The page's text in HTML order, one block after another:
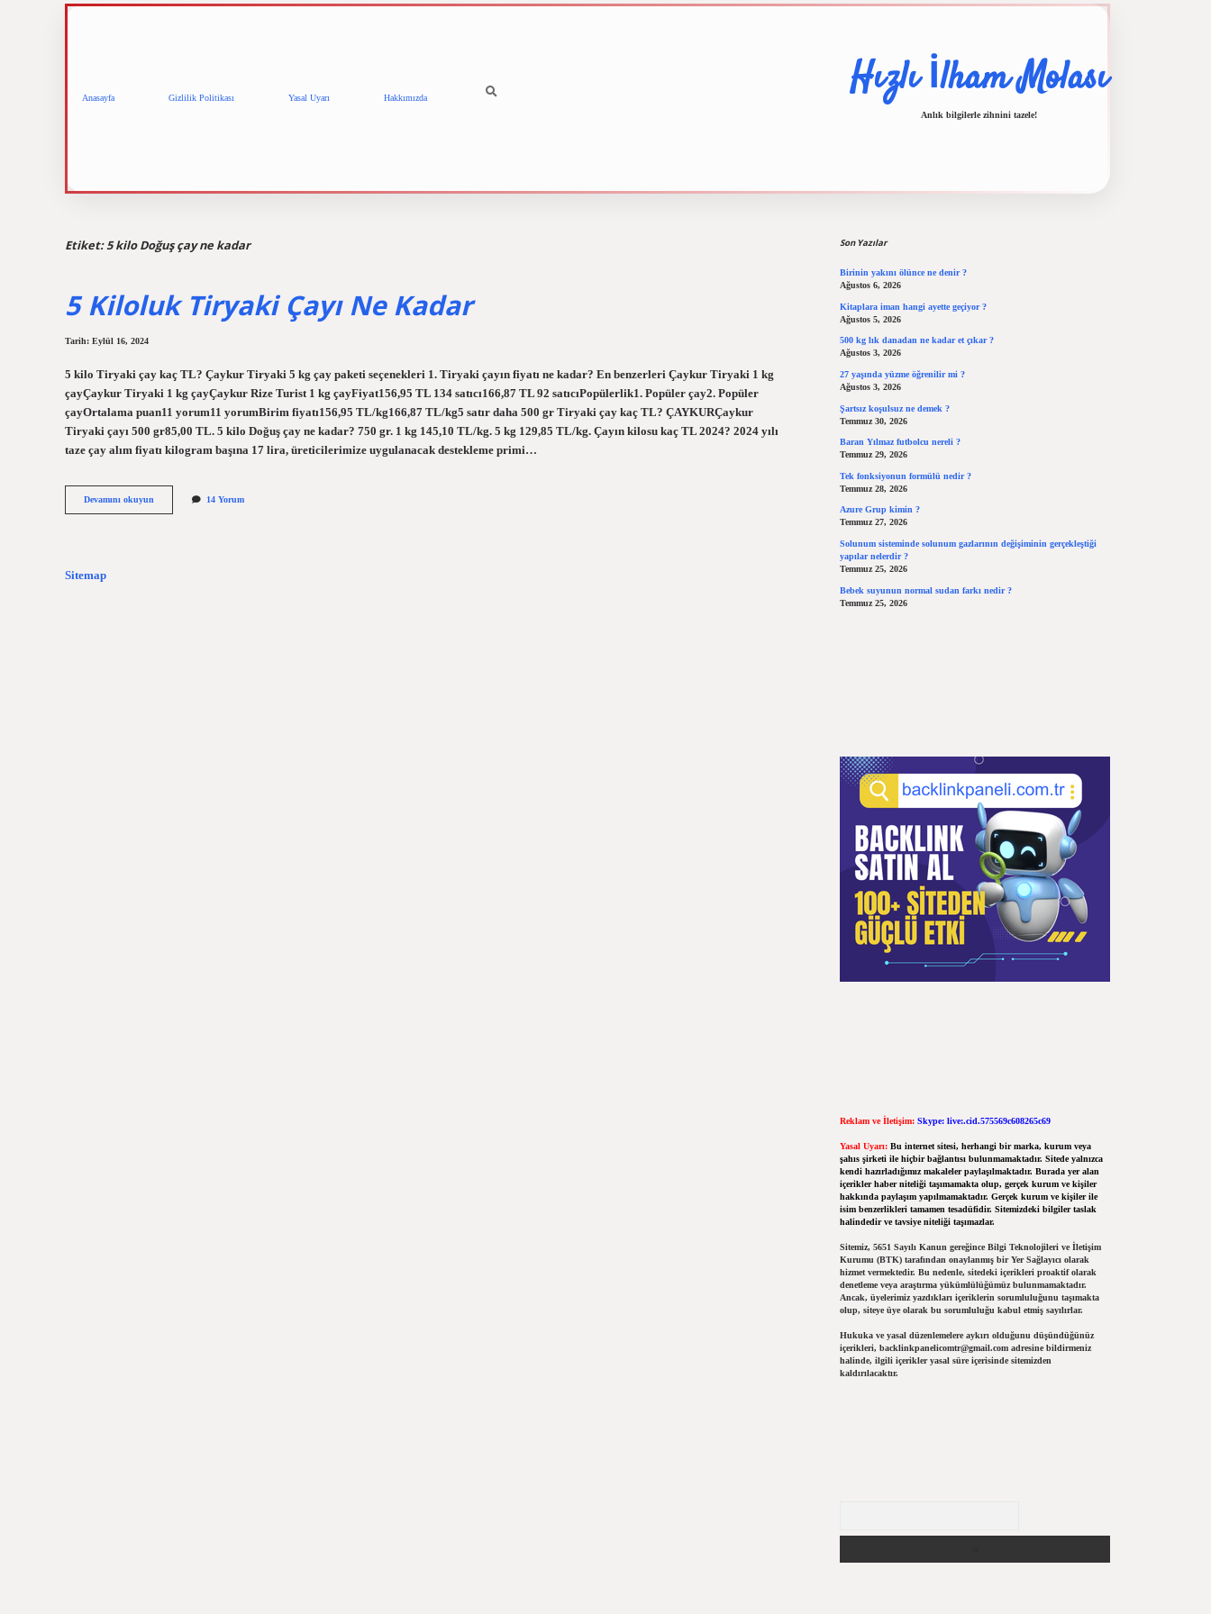
Anasayfa Gizlilik Politikası Yasal Uyarı Hakkımızda Hızlı İlham Molası
Anlık bilgilerle zihnini tazele!
Etiket:5 kilo Doğuş çay ne kadar
5 Kiloluk Tiryaki Çayı Ne Kadar
Tarih: Eylül 16, 2024
5 kilo Tiryaki çay kaç TL? Çaykur Tiryaki 5 kg çay paketi seçenekleri 1. Tiryaki çayın fiyatı ne kadar? En benzerleri Çaykur Tiryaki 1 kg
çayÇaykur Tiryaki 1 kg çayÇaykur Rize Turist 1 kg çayFiyat156,95 TL 134 satıcı166,87 TL 92 satıcıPopülerlik1. Popüler çay2. Popüler
çayOrtalama puan11 yorum11 yorumBirim fiyatı156,95 TL/kg166,87 TL/kg5 satır daha 500 gr Tiryaki çay kaç TL? ÇAYKURÇaykur
Tiryaki çayı 500 gr85,00 TL. 5 kilo Doğuş çay ne kadar? 750 gr. 1 kg 145,10 TL/kg. 5 kg 129,85 TL/kg. Çayın kilosu kaç TL 2024? 2024 yılı
taze çay alım fiyatı kilogram başına 17 lira, üreticilerimize uygulanacak destekleme primi…
Devamını okuyun
Kiloluk
14 Yorum
Sitemap
Son Yazılar
Birinin yakını ölünce ne denir ?
Ağustos 6, 2026
Kitaplara iman hangi ayette geçiyor ?
Ağustos 5, 2026
500 kg lık danadan ne kadar et çıkar ?
Ağustos 3, 2026
27 yaşında yüzme öğrenilir mi ?
Ağustos 3, 2026
Şartsız koşulsuz ne demek ?
Temmuz 30, 2026
Baran Yılmaz futbolcu nereli ?
Temmuz 29, 2026
Tek fonksiyonun formülü nedir ?
Temmuz 28, 2026
Azure Grup kimin ?
Temmuz 27, 2026
Solunum sisteminde solunum gazlarının değişiminin gerçekleştiği
yapılar nelerdir ?
Temmuz 25, 2026
Bebek suyunun normal sudan farkı nedir ?
Temmuz 25, 2026
Reklam ve İletişim: Skype: live:.cid.575569c608265c69
Yasal Uyarı: Bu internet sitesi, herhangi bir marka, kurum veya
şahıs şirketi ile hiçbir bağlantısı bulunmamaktadır. Sitede yalnızca
kendi hazırladığımız makaleler paylaşılmaktadır. Burada yer alan
içerikler haber niteliği taşımamakta olup, gerçek kurum ve kişiler
hakkında paylaşım yapılmamaktadır. Gerçek kurum ve kişiler ile
isim benzerlikleri tamamen tesadüfidir. Sitemizdeki bilgiler taslak
halindedir ve tavsiye niteliği taşımazlar.
Sitemiz, 5651 Sayılı Kanun gereğince Bilgi Teknolojileri ve İletişim
Kurumu (BTK) tarafından onaylanmış bir Yer Sağlayıcı olarak
hizmet vermektedir. Bu nedenle, sitedeki içerikleri proaktif olarak
denetleme veya araştırma yükümlülüğümüz bulunmamaktadır.
Ancak, üyelerimiz yazdıkları içeriklerin sorumluluğunu taşımakta
olup, siteye üye olarak bu sorumluluğu kabul etmiş sayılırlar.
Hukuka ve yasal düzenlemelere aykırı olduğunu düşündüğünüz
içerikleri, backlinkpanelicomtr@gmail.comadresine bildirmeniz
halinde, ilgili içerikler yasal süre içerisinde sitemizden
kaldırılacaktır.